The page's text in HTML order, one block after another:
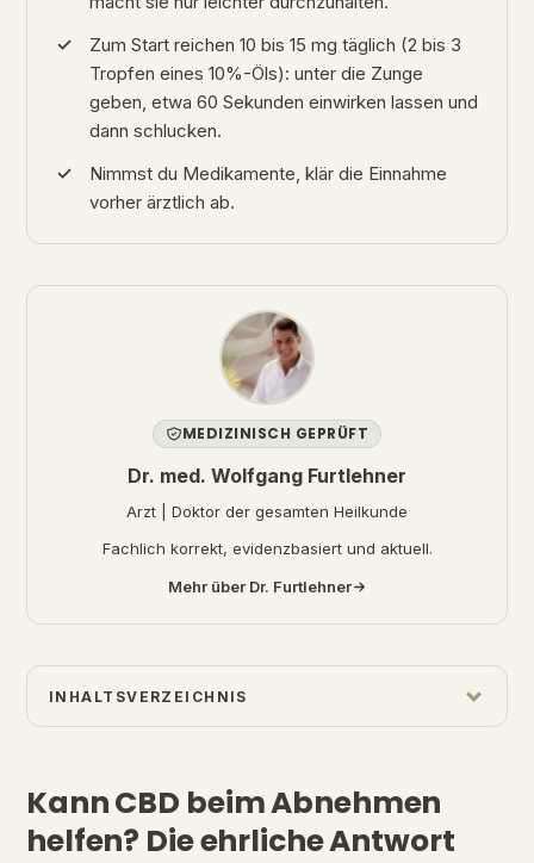
Zum Start reichen 10 bis 15 mg täglich (2 bis 3
Tropfen eines 10%-Öls): unter die Zunge
geben, etwa 60 Sekunden einwirken lassen und
dann schlucken.
Nimmst du Medikamente, klär die Einnahme
vorher ärztlich ab.
MEDIZINISCH GEPRÜFT
Dr. med. Wolfgang Furtlehner
Arzt | Doktor der gesamten Heilkunde
Fachlich korrekt, evidenzbasiert und aktuell.
Mehr über Dr. Furtlehner
INHALTSVERZEICHNIS
Kann CBD beim Abnehmen
helfen? Die ehrliche Antwort